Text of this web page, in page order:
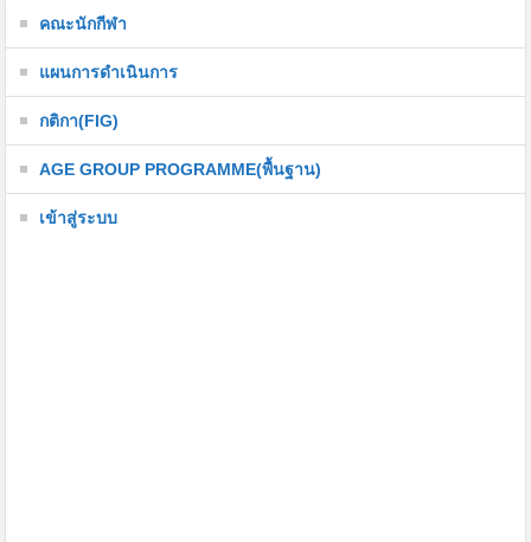
คณะนักกีฬา
แผนการดำเนินการ
กติกา(FIG)
AGE GROUP PROGRAMME(พื้นฐาน)
เข้าสู่ระบบ